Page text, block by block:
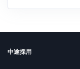
中途採用